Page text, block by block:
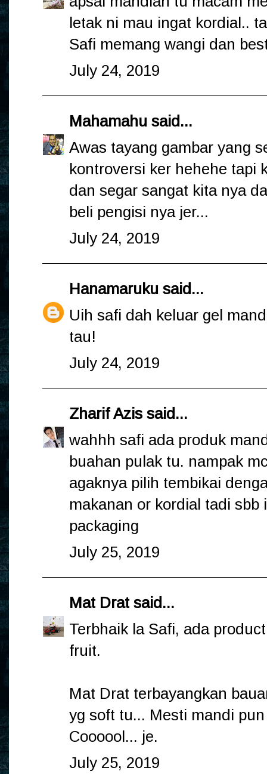
letak ni mau ingat kordial..
Safi memang wangi dan
July 24, 2019
Mahamahu said...
Awas tayang gambar yang
kontroversi ker hehehe tapi
dan segar sangat kita nya
beli pengisi nya jer...
July 24, 2019
Hanamaruku said...
Uih safi dah keluar gel
tau!
July 24, 2019
Zharif Azis said...
wahhh safi ada produk
buahan pulak tu. nampak
agaknya pilih tembikai
makanan or kordial tadi sbb
packaging
July 25, 2019
Mat Drat said...
Terbhaik la Safi, ada
fruit.
Mat Drat terbayangkan
yg soft tu... Mesti mandi
Coooool... je.
July 25, 2019